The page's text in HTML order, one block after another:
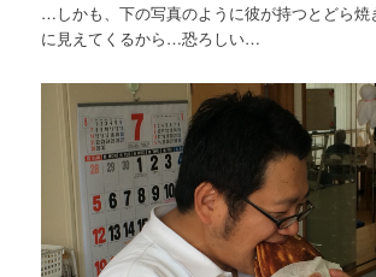
…しかも、下の写真のように彼が持つとどら焼
に見えてくるから…恐ろしい…